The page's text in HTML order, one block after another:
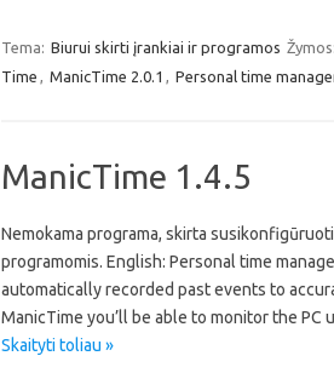
Tema: Biurui skirti įrankiai ir programos Žymos:
Time , ManicTime 2.0.1 , Personal time
ManicTime 1.4.5
Nemokama programa, skirta
programomis. English: Personal time
automatically recorded past events to
ManicTime you’ll be able to monitor the
Skaityti toliau »